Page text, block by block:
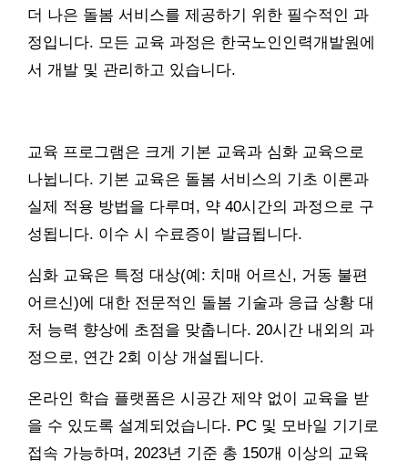
더 나은 돌봄 서비스를 제공하기 위한 필수적인 과
정입니다. 모든 교육 과정은 한국노인인력개발원에
서 개발 및 관리하고 있습니다.
교육 프로그램은 크게 기본 교육과 심화 교육으로
나뉩니다. 기본 교육은 돌봄 서비스의 기초 이론과
실제 적용 방법을 다루며, 약 40시간의 과정으로 구
성됩니다. 이수 시 수료증이 발급됩니다.
심화 교육은 특정 대상(예: 치매 어르신, 거동 불편
어르신)에 대한 전문적인 돌봄 기술과 응급 상황 대
처 능력 향상에 초점을 맞춥니다. 20시간 내외의 과
정으로, 연간 2회 이상 개설됩니다.
온라인 학습 플랫폼은 시공간 제약 없이 교육을 받
을 수 있도록 설계되었습니다. PC 및 모바일 기기로
접속 가능하며, 2023년 기준 총 150개 이상의 교육